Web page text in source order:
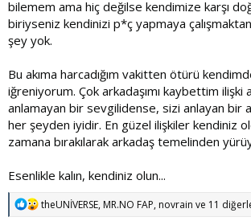
bilemem ama hiç değilse kendimize karşı
biriyseniz kendinizi p*ç yapmaya
şey yok.
Bu akıma harcadığım vakitten ötürü
iğreniyorum. Çok arkadaşımı kaybettim ilişki
anlamayan bir sevgilidense, sizi anlayan bir
her şeyden iyidir. En güzel ilişkiler kendiniz
zamana bırakılarak arkadaş temelinden
Esenlikle kalın, kendiniz olun...
T
theUNİVERSE,MR.NO FAP,novrain ve 11